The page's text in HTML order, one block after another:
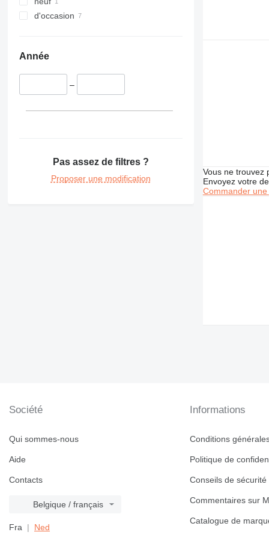
336
340
350
365
422
424
824
926
928
d'occasion
Année
–
Pas assez de filtres ?
Proposer une modification
Vous ne trouvez
Envoyez votre
Commander
Société
Qui sommes-nous
Aide
Contacts
Belgique / français
Fra Ned
Informations
Conditions
Politique de
Conseils de sécurité
Commentaires sur
Catalogue de